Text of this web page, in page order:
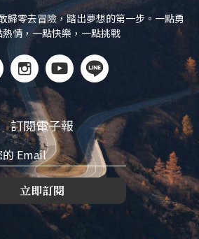
歸零去冒險，踏出夢想的第一步。一點勇
情，一點快樂，一點挑戰
訂閱電子報
立即訂閱